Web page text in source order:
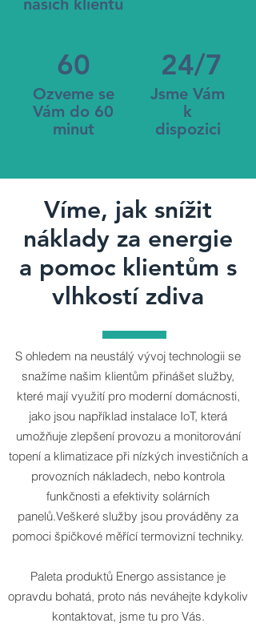
našich klientů
60
Ozveme se
Vám do 60
minut
24/7
Jsme Vám
k
dispozici
Víme, jak snížit
náklady za energie
a pomoc klientům s
vlhkostí zdiva
S ohledem na neustálý vývoj technologii se
snažíme našim klientům přinášet služby,
které mají využití pro moderní domácnosti,
jako jsou například instalace IoT, která
umožňuje zlepšení provozu a monitorování
topení a klimatizace při nízkých investičních a
provozních nákladech, nebo kontrola
funkčnosti a efektivity solárních
panelů.Veškeré služby jsou prováděny za
pomoci špičkové měřící termovizní techniky.
Paleta produktů Energo assistance je
opravdu bohatá, proto nás neváhejte kdykoliv
kontaktovat, jsme tu pro Vás.